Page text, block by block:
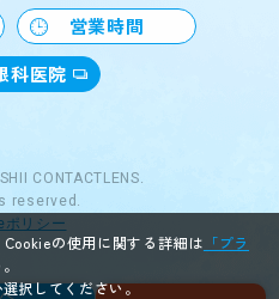
営業時間
科医院
CONTACTLENS.
reserved.
リシー
の使用に関する詳細は 「プラ
択してください。